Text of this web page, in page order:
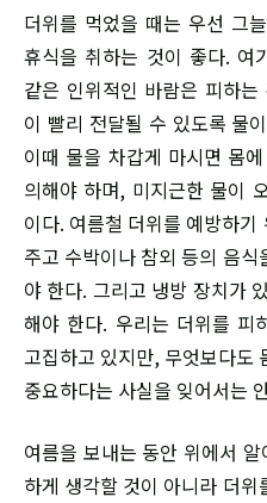
더위를 먹었을 때는 우선 그
휴식을 취하는 것이 좋다. 여
같은 인위적인 바람은 피하
이 빨리 전달될 수 있도록 물
이때 물을 차갑게 마시면 몸
의해야 하며, 미지근한 물이
이다. 여름철 더위를 예방하
주고 수박이나 참외 등의 음
야 한다. 그리고 냉방 장치가
해야 한다. 우리는 더위를 피
고집하고 있지만, 무엇보다도
중요하다는 사실을 잊어서는
여름을 보내는 동안 위에서
하게 생각할 것이 아니라 더